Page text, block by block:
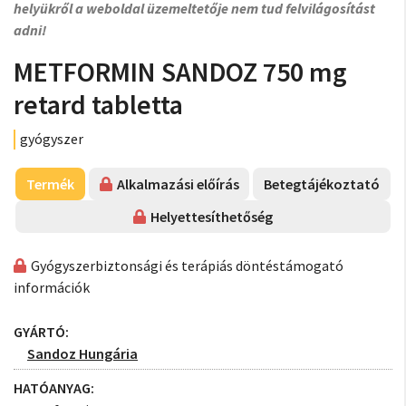
helyükről a weboldal üzemeltetője nem tud felvilágosítást
adni!
METFORMIN SANDOZ 750 mg
retard tabletta
gyógyszer
Termék Alkalmazási előírás
Betegtájékoztató
Helyettesíthetőség
Gyógyszerbiztonsági és terápiás döntéstámogató
információk
GYÁRTÓ:
Sandoz Hungária
HATÓANYAG: